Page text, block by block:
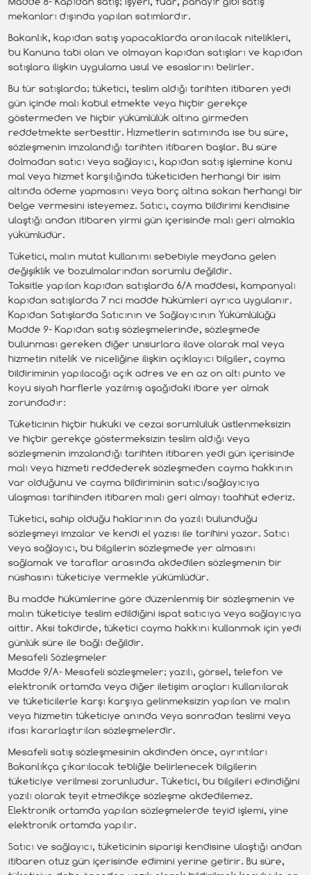
mekanları dışında yapılan satımlardır.
Bakanlık, kapıdan satış yapacaklarda aranılacak nitelikleri,
bu Kanuna tabi olan ve olmayan kapıdan satışları ve kapıdan
satışlara ilişkin uygulama usul ve esaslarını belirler.
Bu tür satışlarda; tüketici, teslim aldığı tarihten itibaren yedi
gün içinde malı kabul etmekte veya hiçbir gerekçe
göstermeden ve hiçbir yükümlülük altına girmeden
reddetmekte serbesttir. Hizmetlerin satımında ise bu süre,
sözleşmenin imzalandığı tarihten itibaren başlar. Bu süre
dolmadan satıcı veya sağlayıcı, kapıdan satış işlemine konu
mal veya hizmet karşılığında tüketiciden herhangi bir isim
altında ödeme yapmasını veya borç altına sokan herhangi bir
belge vermesini isteyemez. Satıcı, cayma bildirimi kendisine
ulaştığı andan itibaren yirmi gün içerisinde malı geri almakla
yükümlüdür.
Tüketici, malın mutat kullanımı sebebiyle meydana gelen
değişiklik ve bozulmalarından sorumlu değildir.
Taksitle yapılan kapıdan satışlarda 6/A maddesi, kampanyalı
kapıdan satışlarda 7 nci madde hükümleri ayrıca uygulanır.
Kapıdan Satışlarda Satıcının ve Sağlayıcının Yükümlülüğü
Madde 9- Kapıdan satış sözleşmelerinde, sözleşmede
bulunması gereken diğer unsurlara ilave olarak mal veya
hizmetin nitelik ve niceliğine ilişkin açıklayıcı bilgiler, cayma
bildiriminin yapılacağı açık adres ve en az on altı punto ve
koyu siyah harflerle yazılmış aşağıdaki ibare yer almak
zorundadır:
Tüketicinin hiçbir hukuki ve cezai sorumluluk üstlenmeksizin
ve hiçbir gerekçe göstermeksizin teslim aldığı veya
sözleşmenin imzalandığı tarihten itibaren yedi gün içerisinde
malı veya hizmeti reddederek sözleşmeden cayma hakkının
var olduğunu ve cayma bildiriminin satıcı/sağlayıcıya
ulaşması tarihinden itibaren malı geri almayı taahhüt ederiz.
Tüketici, sahip olduğu haklarının da yazılı bulunduğu
sözleşmeyi imzalar ve kendi el yazısı ile tarihini yazar. Satıcı
veya sağlayıcı, bu bilgilerin sözleşmede yer almasını
sağlamak ve taraflar arasında akdedilen sözleşmenin bir
nüshasını tüketiciye vermekle yükümlüdür.
Bu madde hükümlerine göre düzenlenmiş bir sözleşmenin ve
malın tüketiciye teslim edildiğini ispat satıcıya veya sağlayıcıya
aittir. Aksi takdirde, tüketici cayma hakkını kullanmak için yedi
günlük süre ile bağlı değildir.
Mesafeli Sözleşmeler
Madde 9/A- Mesafeli sözleşmeler; yazılı, görsel, telefon ve
elektronik ortamda veya diğer iletişim araçları kullanılarak
ve tüketicilerle karşı karşıya gelinmeksizin yapılan ve malın
veya hizmetin tüketiciye anında veya sonradan teslimi veya
ifası kararlaştırılan sözleşmelerdir.
Mesafeli satış sözleşmesinin akdinden önce, ayrıntıları
Bakanlıkça çıkarılacak tebliğle belirlenecek bilgilerin
tüketiciye verilmesi zorunludur. Tüketici, bu bilgileri edindiğini
yazılı olarak teyit etmedikçe sözleşme akdedilemez.
Elektronik ortamda yapılan sözleşmelerde teyid işlemi, yine
elektronik ortamda yapılır.
Satıcı ve sağlayıcı, tüketicinin siparişi kendisine ulaştığı andan
itibaren otuz gün içerisinde edimini yerine getirir. Bu süre,